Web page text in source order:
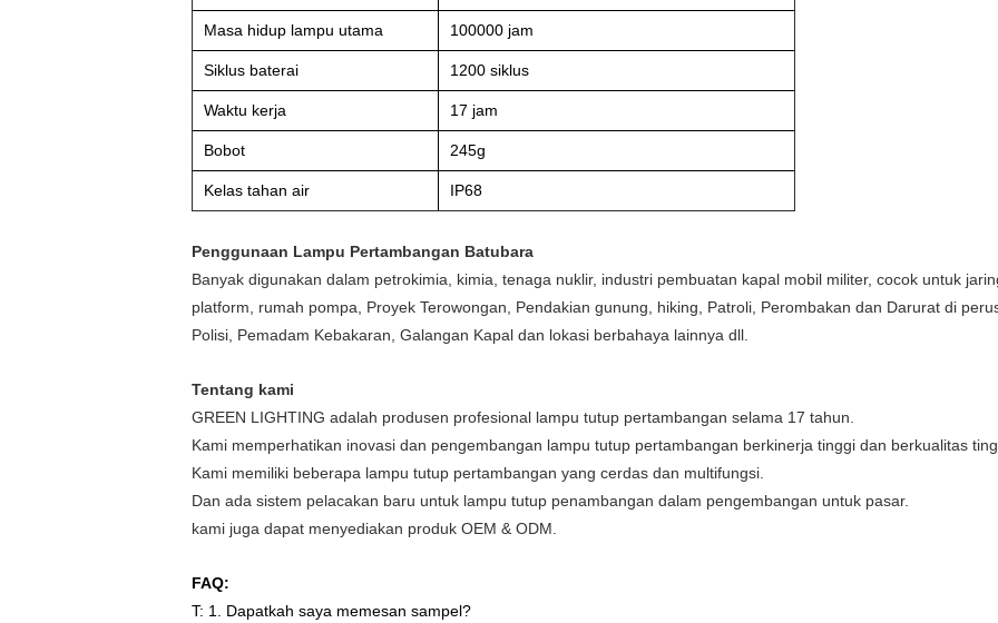
Masa hidup lampu utama 100000 jam
Siklus baterai 1200 siklus
Waktu kerja 17 jam
Bobot 245g
Kelas tahan air IP68
Penggunaan Lampu Pertambangan Batubara
Banyak digunakan dalam petrokimia, kimia, tenaga nuklir, industri pembuatan kapal mobil militer, cocok untuk
platform, rumah pompa, Proyek Terowongan, Pendakian gunung, hiking, Patroli, Perombakan dan Darurat di
Polisi, Pemadam Kebakaran, Galangan Kapal dan lokasi berbahaya lainnya dll.
Tentang kami
GREEN LIGHTING adalah produsen profesional lampu tutup pertambangan selama 17 tahun.
Kami memperhatikan inovasi dan pengembangan lampu tutup pertambangan berkinerja tinggi dan berkualitas
Kami memiliki beberapa lampu tutup pertambangan yang cerdas dan multifungsi.
Dan ada sistem pelacakan baru untuk lampu tutup penambangan dalam pengembangan untuk pasar.
kami juga dapat menyediakan produk OEM & ODM.
FAQ:
T: 1. Dapatkah saya memesan sampel?